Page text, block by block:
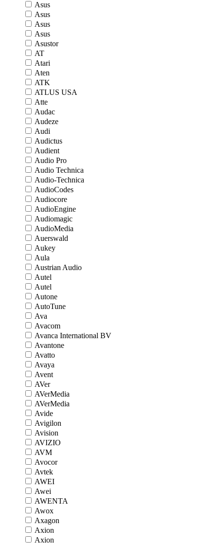
Asus
Asus
Asus
Asus
Asustor
AT
Atari
Aten
ATK
ATLUS USA
Atte
Audac
Audeze
Audi
Audictus
Audient
Audio Pro
Audio Technica
Audio-Technica
AudioCodes
Audiocore
AudioEngine
Audiomagic
AudioMedia
Auerswald
Aukey
Aula
Austrian Audio
Autel
Autel
Autone
AutoTune
Ava
Avacom
Avanca International BV
Avantone
Avatto
Avaya
Avent
AVer
AVerMedia
AVerMedia
Avide
Avigilon
Avision
AVIZIO
AVM
Avocor
Avtek
AWEI
Awei
AWENTA
Awox
Axagon
Axion
Axion